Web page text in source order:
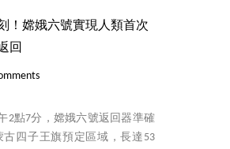
！嫦娥六號實現人類首次
回
2點7分，嫦娥六號返回器準確
古四子王旗預定區域，長達53